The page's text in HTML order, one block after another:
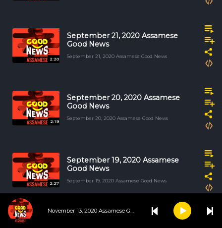
November 13, 2020 Assamese Good News
2:20
September 21, 2020 Assamese
Good News
September 21, 2020 Assamese Good News
2:19
September 20, 2020 Assamese
Good News
September 20, 2020 Assamese Good News
2:27
September 19, 2020 Assamese
Good News
September 19, 2020 Assamese Good News